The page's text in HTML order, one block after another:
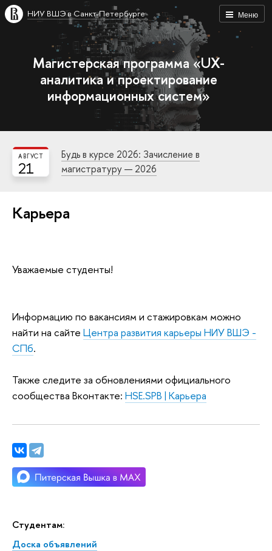
Меню
НИУ ВШЭ в Санкт-Петербурге
Магистерская программа «UX-
аналитика и проектирование
информационных систем»
21
АВГУСТ
Будь в курсе 2026: Зачисление в
магистратуру — 2026
Студентам:
Доска объявлений
Карьера
Уважаемые студенты!
Информацию по вакансиям и стажировкам можно
найти на сайте Центра развития карьеры НИУ ВШЭ -
СПб.
Также следите за обновлениями официального
сообщества Вконтакте: HSE.SPB | Карьера